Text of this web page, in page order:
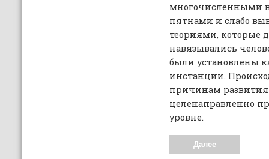
многочисленными
пятнами и слабо
теориями, которые
навязывались
были установлены
инстанции.
причинам
целенаправленно
уровне.
Далее